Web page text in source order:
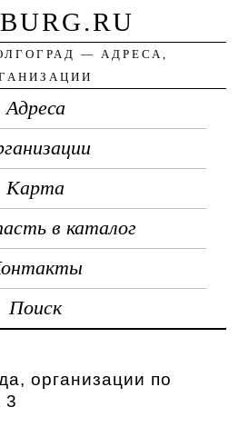
— АДРЕСА,
Адреса
Карта
в каталог
Поиск
организации по
3